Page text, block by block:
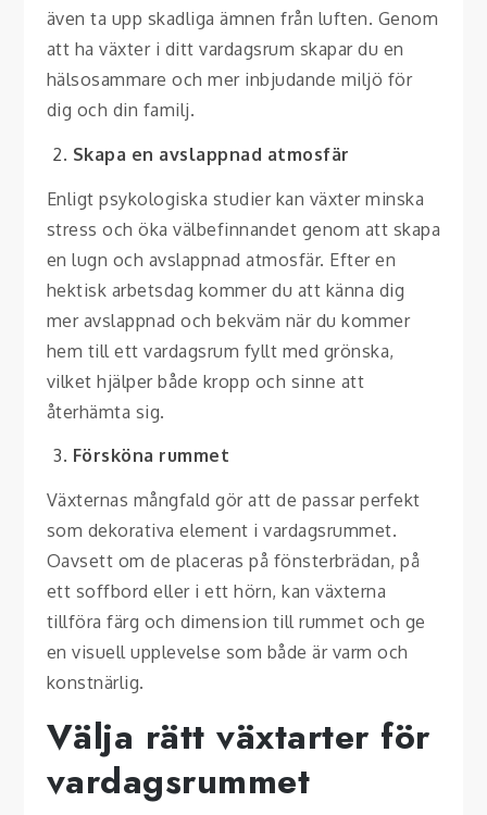
även ta upp skadliga ämnen från luften. Genom
att ha växter i ditt vardagsrum skapar du en
hälsosammare och mer inbjudande miljö för
dig och din familj.
Skapa en avslappnad atmosfär
Enligt psykologiska studier kan växter minska
stress och öka välbefinnandet genom att skapa
en lugn och avslappnad atmosfär. Efter en
hektisk arbetsdag kommer du att känna dig
mer avslappnad och bekväm när du kommer
hem till ett vardagsrum fyllt med grönska,
vilket hjälper både kropp och sinne att
återhämta sig.
Försköna rummet
Växternas mångfald gör att de passar perfekt
som dekorativa element i vardagsrummet.
Oavsett om de placeras på fönsterbrädan, på
ett soffbord eller i ett hörn, kan växterna
tillföra färg och dimension till rummet och ge
en visuell upplevelse som både är varm och
konstnärlig.
Välja rätt växtarter för
vardagsrummet